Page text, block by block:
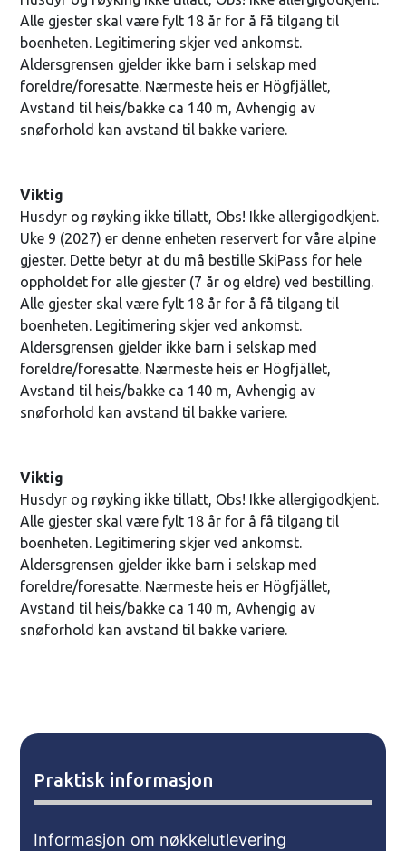
Alle gjester skal være fylt 18 år for å få tilgang til
boenheten. Legitimering skjer ved ankomst.
Aldersgrensen gjelder ikke barn i selskap med
foreldre/foresatte. Nærmeste heis er Högfjället,
Avstand til heis/bakke ca 140 m, Avhengig av
snøforhold kan avstand til bakke variere.
Viktig
Husdyr og røyking ikke tillatt, Obs! Ikke allergigodkjent.
Uke 9 (2027) er denne enheten reservert for våre alpine
gjester. Dette betyr at du må bestille SkiPass for hele
oppholdet for alle gjester (7 år og eldre) ved bestilling.
Alle gjester skal være fylt 18 år for å få tilgang til
boenheten. Legitimering skjer ved ankomst.
Aldersgrensen gjelder ikke barn i selskap med
foreldre/foresatte. Nærmeste heis er Högfjället,
Avstand til heis/bakke ca 140 m, Avhengig av
snøforhold kan avstand til bakke variere.
Viktig
Husdyr og røyking ikke tillatt, Obs! Ikke allergigodkjent.
Alle gjester skal være fylt 18 år for å få tilgang til
boenheten. Legitimering skjer ved ankomst.
Aldersgrensen gjelder ikke barn i selskap med
foreldre/foresatte. Nærmeste heis er Högfjället,
Avstand til heis/bakke ca 140 m, Avhengig av
snøforhold kan avstand til bakke variere.
Praktisk informasjon
Informasjon om nøkkelutlevering